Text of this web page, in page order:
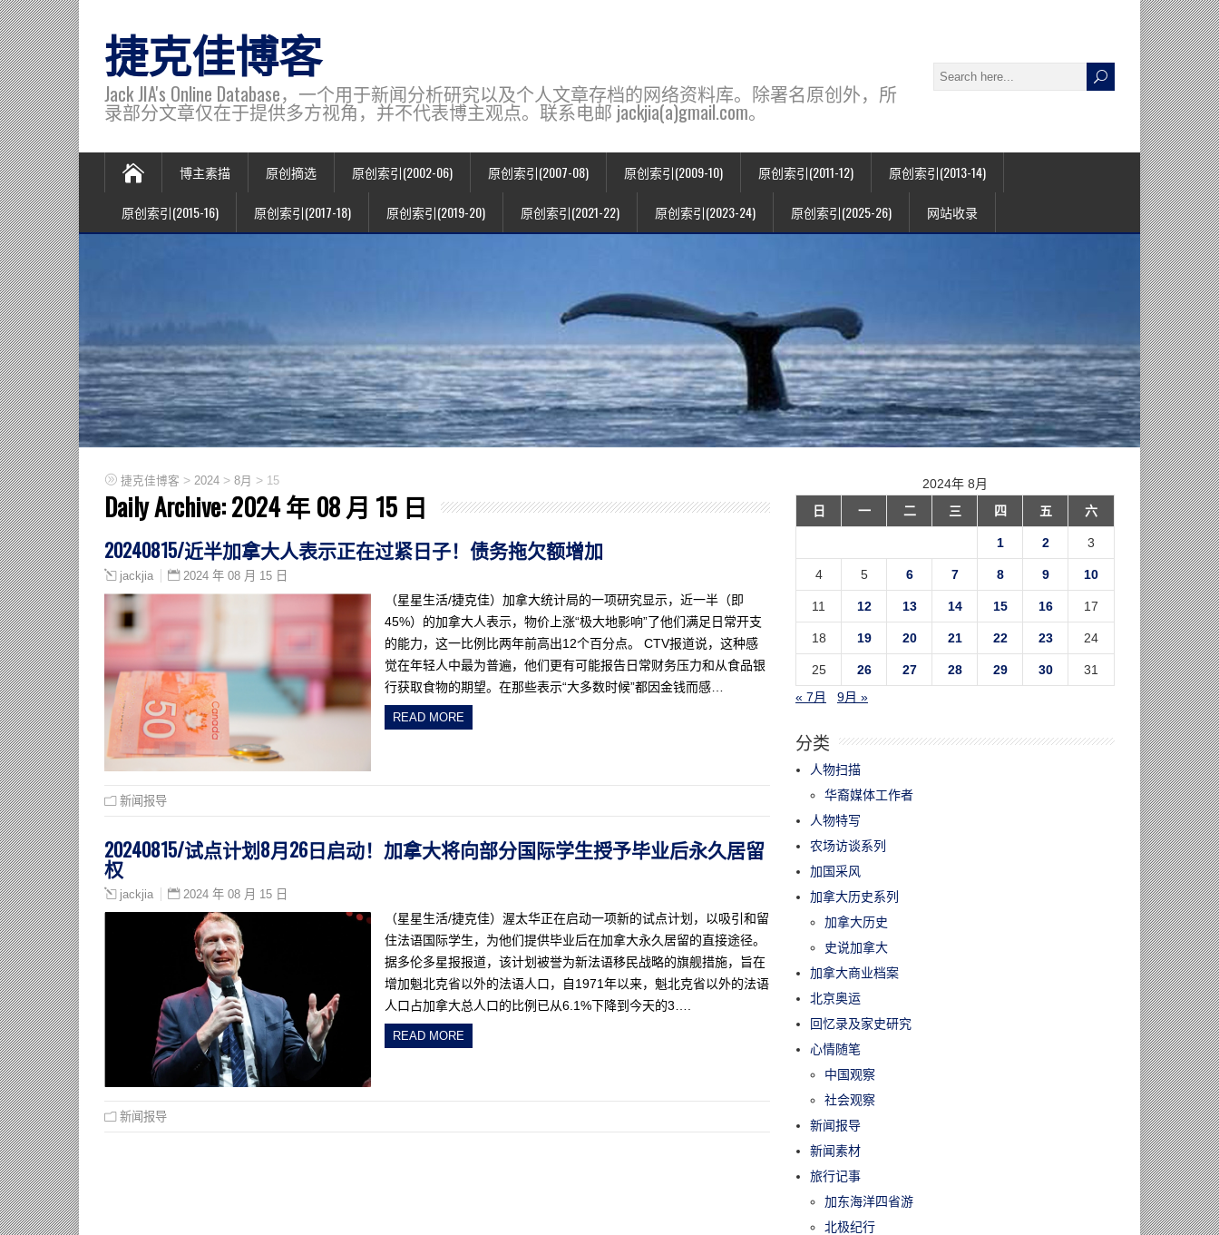
捷克佳博客
Jack JIA's Online Database，一个用于新闻分析研究以及个人文章存档的网络资料库。除署名原创外，所
录部分文章仅在于提供多方视角，并不代表博主观点。联系电邮 jackjia(a)gmail.com。
博主素描 原创摘选 原创索引(2002-06) 原创索引(2007-08) 原创索引(2009-10) 原创索引(2011-12) 原创索引(2013-14)
原创索引(2015-16) 原创索引(2017-18) 原创索引(2019-20) 原创索引(2021-22) 原创索引(2023-24) 原创索引(2025-26) 网站收录
捷克佳博客 > 2024 > 8月 > 15
Daily Archive:2024 年 08 月 15 日
20240815/近半加拿大人表示正在过紧日子！债务拖欠额增加
jackjia 2024 年 08 月 15 日
（星星生活/捷克佳）加拿大统计局的一项研究显示，近一半（即
45%）的加拿大人表示，物价上涨“极大地影响”了他们满足日常开支
的能力，这一比例比两年前高出12个百分点。 CTV报道说，这种感
觉在年轻人中最为普遍，他们更有可能报告日常财务压力和从食品银
行获取食物的期望。在那些表示“大多数时候”都因金钱而感…
READ MORE
新闻报导
20240815/试点计划8月26日启动！加拿大将向部分国际学生授予毕业后永久居留
权
jackjia 2024 年 08 月 15 日
（星星生活/捷克佳）渥太华正在启动一项新的试点计划，以吸引和留
住法语国际学生，为他们提供毕业后在加拿大永久居留的直接途径。
据多伦多星报报道，该计划被誉为新法语移民战略的旗舰措施，旨在
增加魁北克省以外的法语人口，自1971年以来，魁北克省以外的法语
人口占加拿大总人口的比例已从6.1%下降到今天的3….
READ MORE
新闻报导
2024年 8月
日
一 二 三 四 五 六
1 2 3
4 5 6 7 8 9 10
11 12 13 14 15 16 17
18 19 20 21 22 23 24
25 26 27 28 29 30
31
« 7月
9月 »
分类
人物扫描
华裔媒体工作者
人物特写
农场访谈系列
加国采风
加拿大历史系列
加拿大历史
史说加拿大
加拿大商业档案
北京奥运
回忆录及家史研究
心情随笔
中国观察
社会观察
新闻报导
新闻素材
旅行记事
加东海洋四省游
北极纪行